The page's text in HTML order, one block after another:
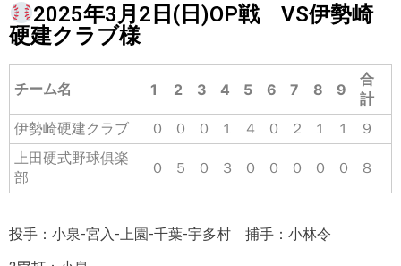
2025年3月2日(日)OP戦 VS伊勢崎
硬建クラブ様
チーム名 1 2 3 4 5 6 7 8 9
合
計
伊勢崎硬建クラブ
０ ０ ０ １ ４ ０ ２ １ １
９
上田硬式野球俱楽
部
０ ５ ０ ３ ０ ０ ０ ０ ０ ８
投手：小泉-宮入-上園-千葉-宇多村 捕手：小林令